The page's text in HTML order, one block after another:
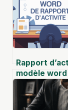
Rapport
modèle word
exemples
adapter et
conseils clés